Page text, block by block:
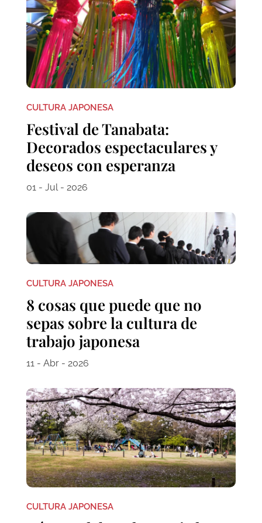
CULTURA JAPONESA
Festival de Tanabata:
Decorados espectaculares y
deseos con esperanza
01 - Jul - 2026
CULTURA JAPONESA
8 cosas que puede que no
sepas sobre la cultura de
trabajo japonesa
11 - Abr - 2026
CULTURA JAPONESA